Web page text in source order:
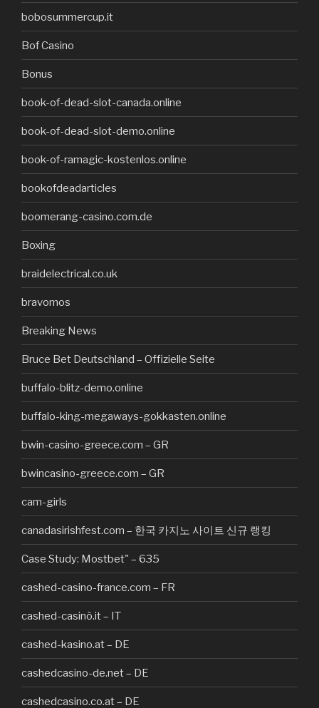
bobosummercup.it
Bof Casino
Bonus
book-of-dead-slot-canada.online
book-of-dead-slot-demo.online
book-of-ramagic-kostenlos.online
bookofdeadarticles
boomerang-casino.com.de
Boxing
braidelectrical.co.uk
bravomos
Breaking News
Bruce Bet Deutschland – Offizielle Seite
buffalo-blitz-demo.online
buffalo-king-megaways-gokkasten.online
bwin-casino-greece.com – GR
bwincasino-greece.com – GR
cam-girls
canadasirishfest.com – 한국 카지노 사이트 신규 랭킹
Case Study: Mostbet" – 635
cashed-casino-france.com – FR
cashed-casinò.it – IT
cashed-kasino.at – DE
cashedcasino-de.net – DE
cashedcasino.co.at – DE